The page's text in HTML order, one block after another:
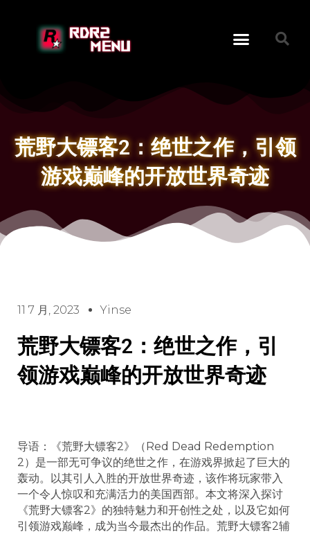
荒野大镖客2：绝世之作，引领
游戏巅峰的开放世界奇迹
11 7 月, 2023 Yinse
荒野大镖客2：绝世之作，引
领游戏巅峰的开放世界奇迹
导语：《荒野大镖客2》（Red Dead Redemption
2）是一部无可争议的绝世之作，在游戏界掀起了巨大的
轰动。以其引人入胜的开放世界奇迹，该作将玩家带入
一个令人惊叹和充满活力的美国西部。本文将深入探讨
《荒野大镖客2》的独特魅力和开创性之处，以及它如何
引领游戏巅峰，成为当今最杰出的作品。荒野大镖客2辅